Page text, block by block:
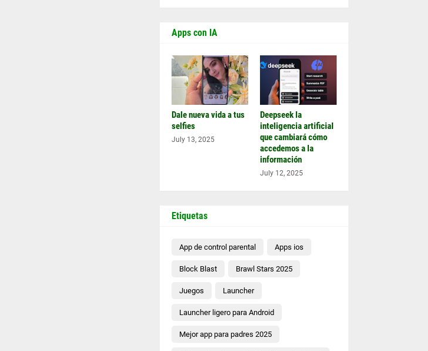
Apps con IA
Dale nueva vida a tus
selfies
July 13, 2025
Deepseek la
inteligencia artificial
que cambiará cómo
accedemos a la
información
July 12, 2025
Etiquetas
App de control parental Apps ios
Block Blast Brawl Stars 2025
Juegos Launcher
Launcher ligero para Android
Mejor app para padres 2025